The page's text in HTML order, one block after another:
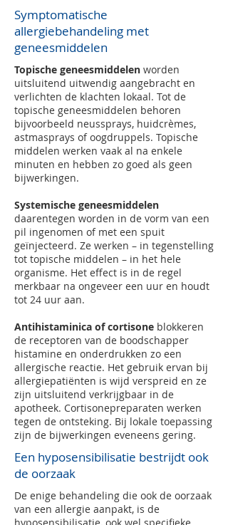
Symptomatische
allergiebehandeling met
geneesmiddelen
Topische geneesmiddelen worden
uitsluitend uitwendig aangebracht en
verlichten de klachten lokaal. Tot de
topische geneesmiddelen behoren
bijvoorbeeld neussprays, huidcrèmes,
astmasprays of oogdruppels. Topische
middelen werken vaak al na enkele
minuten en hebben zo goed als geen
bijwerkingen.
Systemische geneesmiddelen
daarentegen worden in de vorm van een
pil ingenomen of met een spuit
geïnjecteerd. Ze werken – in tegenstelling
tot topische middelen – in het hele
organisme. Het effect is in de regel
merkbaar na ongeveer een uur en houdt
tot 24 uur aan.
Antihistaminica of cortisone blokkeren
de receptoren van de boodschapper
histamine en onderdrukken zo een
allergische reactie. Het gebruik ervan bij
allergiepatiënten is wijd verspreid en ze
zijn uitsluitend verkrijgbaar in de
apotheek. Cortisonepreparaten werken
tegen de ontsteking. Bij lokale toepassing
zijn de bijwerkingen eveneens gering.
Een hyposensibilisatie bestrijdt ook
de oorzaak
De enige behandeling die ook de oorzaak
van een allergie aanpakt, is de